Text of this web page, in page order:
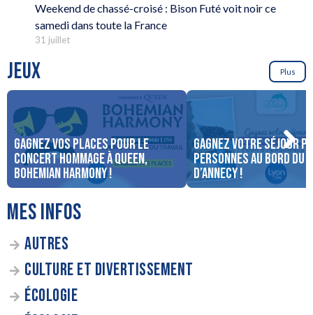
Weekend de chassé-croisé : Bison Futé voit noir ce
samedi dans toute la France
31 juillet
JEUX Plus
Gagnez vos places pour le
concert Hommage à Queen,
Bohemian Harmony !
Gagnez votre séjour
personnes au bord du
d’Annecy !
MES INFOS
AUTRES
CULTURE ET DIVERTISSEMENT
ÉCOLOGIE